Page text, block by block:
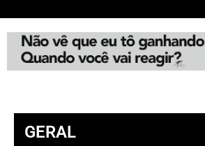
GERAL